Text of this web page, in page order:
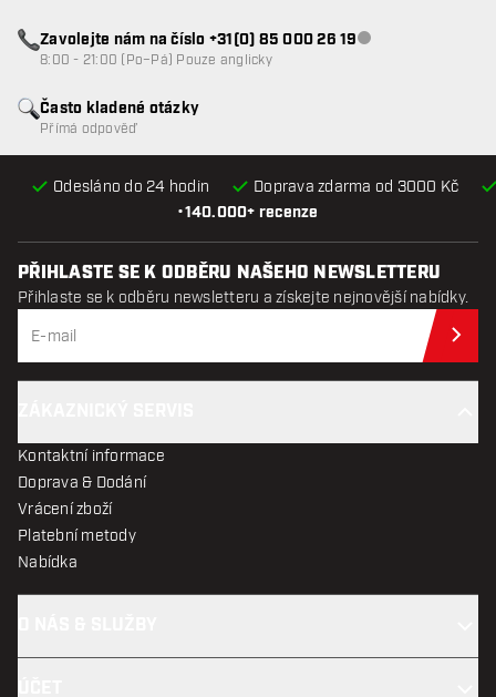
•140.000+ recenze
Odesláno do 24 hodin Doprava zdarma od 3000 Kč
Často kladené otázky
Přímá odpověď
Zavolejte nám na číslo +31(0) 85 000 26 19Zákaznický servis
8:00 - 21:00 (Po–Pá) Pouze anglicky
PŘIHLASTE SE K ODBĚRU NAŠEHO NEWSLETTERU
Přihlaste se k odběru newsletteru a získejte nejnovější nabídky.
Kontaktní informace
Doprava & Dodání
Vrácení zboží
Platební metody
Nabídka